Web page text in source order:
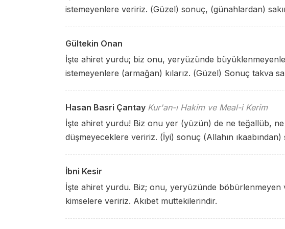
istemeyenlere veririz. (Güzel) sonuç, (günahlardan)
Gültekin Onan
İşte ahiret yurdu; biz onu, yeryüzünde
istemeyenlere (armağan) kılarız. (Güzel) Sonuç takva
Hasan Basri Çantay Kur'an-ı Hakim ve Meal-i Kerim
İşte ahiret yurdu! Biz onu yer (yüzün) de ne teğallüb,
düşmeyeceklere veririz. (İyi) sonuç (Allahın ıkaabından)
İbni Kesir
İşte ahiret yurdu. Biz; onu, yeryüzünde böbürlenmeyen
kimselere veririz. Akıbet muttekilerindir.